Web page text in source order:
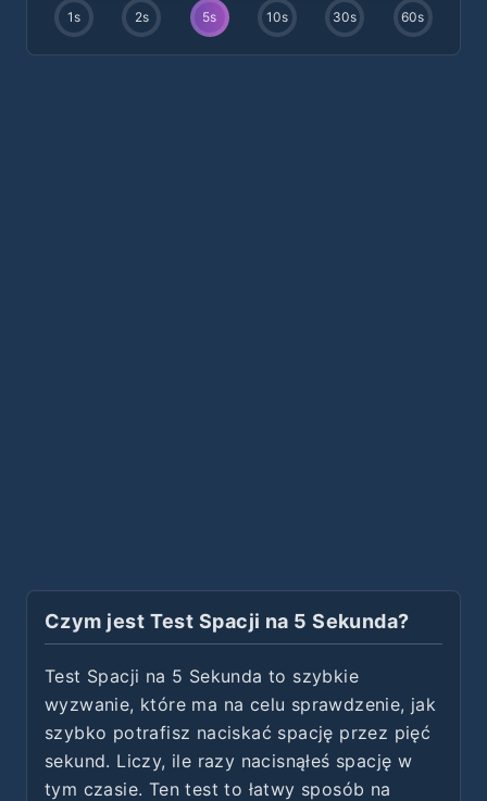
1s 2s 5s 10s 30s 60s
Czym jest Test Spacji na 5 Sekunda?
Test Spacji na 5 Sekunda to szybkie
wyzwanie, które ma na celu sprawdzenie, jak
szybko potrafisz naciskać spację przez pięć
sekund. Liczy, ile razy nacisnąłeś spację w
tym czasie. Ten test to łatwy sposób na